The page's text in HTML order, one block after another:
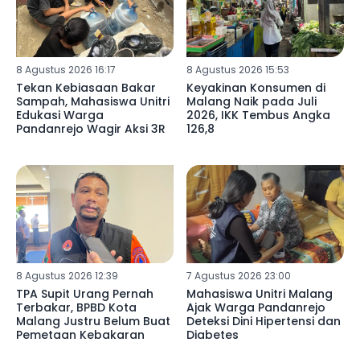
8 Agustus 2026 16:17
Tekan Kebiasaan Bakar
Sampah, Mahasiswa Unitri
Edukasi Warga
Pandanrejo Wagir Aksi 3R
8 Agustus 2026 15:53
Keyakinan Konsumen di
Malang Naik pada Juli
2026, IKK Tembus Angka
126,8
8 Agustus 2026 12:39
TPA Supit Urang Pernah
Terbakar, BPBD Kota
Malang Justru Belum Buat
Pemetaan Kebakaran
7 Agustus 2026 23:00
Mahasiswa Unitri Malang
Ajak Warga Pandanrejo
Deteksi Dini Hipertensi dan
Diabetes